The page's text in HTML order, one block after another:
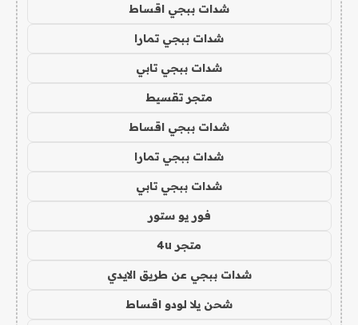
شدات ببجي اقساط
شدات ببجي تمارا
شدات ببجي تابي
متجر تقسيط
شدات ببجي اقساط
شدات ببجي تمارا
شدات ببجي تابي
فور يو ستور
متجر 4u
شدات ببجي عن طريق الايدي
شحن يلا لودو اقساط